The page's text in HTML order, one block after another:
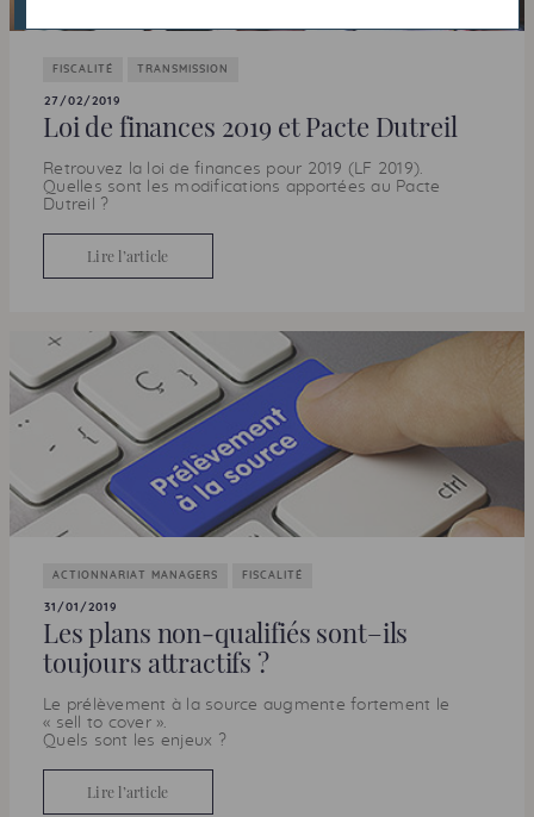
FISCALITÉ TRANSMISSION
27/02/2019
Loi de finances 2019 et Pacte Dutreil
Retrouvez la loi de finances pour 2019 ( LF 2019).
Quelles sont les modifications apportées au Pacte
Dutreil ?
Lire l’article
ACTIONNARIAT MANAGERS FISCALITÉ
31/01/2019
Les plans non-qualifiés sont–ils
toujours attractifs ?
Le prélèvement à la source augmente fortement le
« sell to cover ».
Quels sont les enjeux ?
Lire l’article